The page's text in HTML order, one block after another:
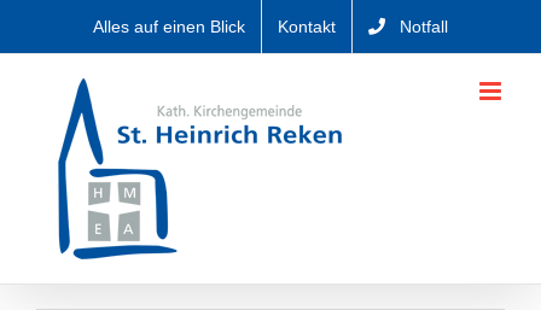
Alles auf einen Blick Kontakt Notfall